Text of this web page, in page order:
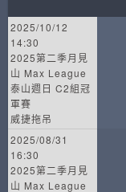
2025/10/12
14:30
2025第二季月見
山 Max League
泰山週日 C2組冠
軍賽
威捷拖吊
2025/08/31
16:30
2025第二季月見
山 Max League